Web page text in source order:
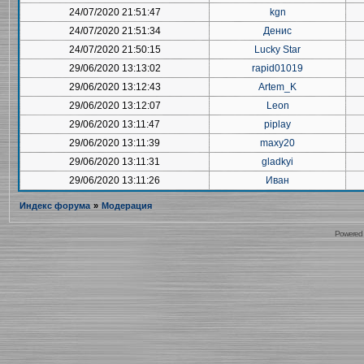
24/07/2020 21:51:47
kgn
24/07/2020 21:51:34
Денис
24/07/2020 21:50:15
Lucky Star
29/06/2020 13:13:02
rapid01019
29/06/2020 13:12:43
Artem_K
29/06/2020 13:12:07
Leon
29/06/2020 13:11:47
piplay
29/06/2020 13:11:39
maxy20
29/06/2020 13:11:31
gladkyi
29/06/2020 13:11:26
Иван
Индекс форума » Модерация